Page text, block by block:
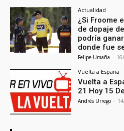
Actualidad
¿Si Froome
de dopaje
podría
donde fue
Felipe Umaña -
Vuelta a España
Vuelta a
21 Hoy 15
Andrés Urrego -